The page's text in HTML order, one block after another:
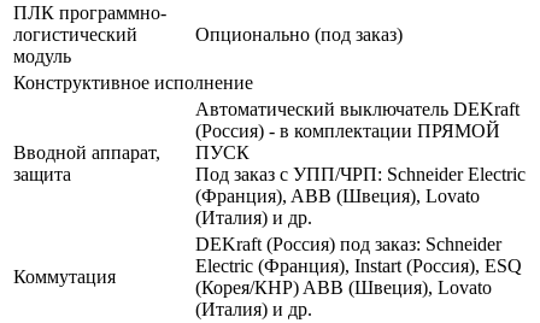
ПЛК программно-
логистический
модуль
Опционально (под заказ)
Конструктивное исполнение
Вводной аппарат,
защита
Автоматический выключатель DEKraft
(Россия) - в комплектации ПРЯМОЙ
ПУСК
Под заказ с УПП/ЧРП: Schneider Electric
(Франция), ABB (Швеция), Lovato
(Италия) и др.
Коммутация
DEKraft (Россия) под заказ: Schneider
Electric (Франция), Instart (Россия), ESQ
(Корея/КНР) ABB (Швеция), Lovato
(Италия) и др.